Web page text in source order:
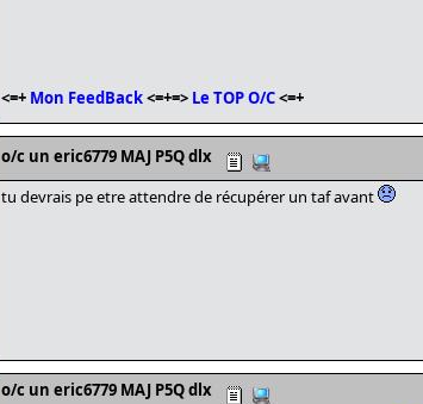
<=+ Mon FeedBack<=+=> Le TOP O/C<=+
o/c un eric6779 MAJ P5Q dlx
tu devrais pe etre attendre de récupérer un taf avant
o/c un eric6779 MAJ P5Q dlx